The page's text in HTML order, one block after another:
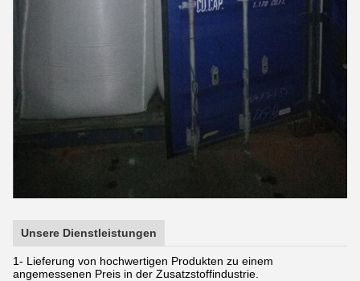
Unsere Dienstleistungen
1- Lieferung von hochwertigen Produkten zu einem
angemessenen Preis in der Zusatzstoffindustrie.